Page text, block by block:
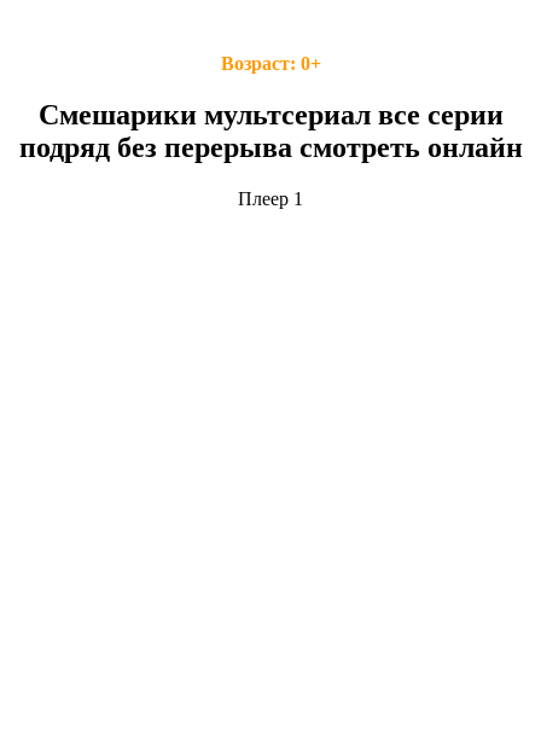
Возраст: 0+
Смешарики мультсериал все серии
подряд без перерыва смотреть онлайн
Плеер 1